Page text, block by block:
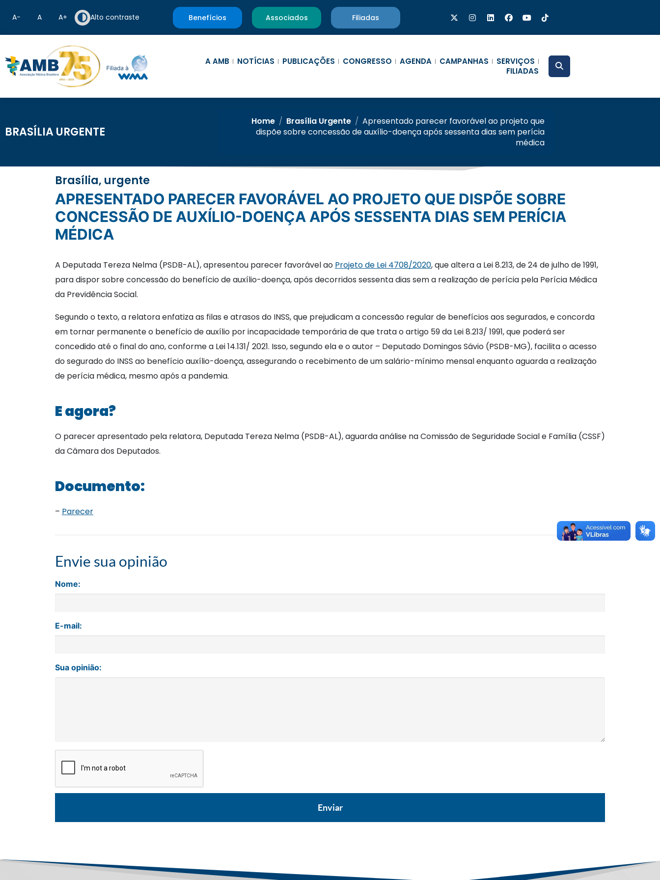
A− A A+ Alto contraste Benefícios Associados Filiadas
A AMB NOTÍCIAS PUBLICAÇÕES CONGRESSO AGENDA CAMPANHAS
SERVIÇOS
FILIADAS
BRASÍLIA URGENTE
Home / Brasília Urgente / Apresentado parecer favorável ao projeto que
dispõe sobre concessão de auxílio-doença após sessenta dias sem perícia
médica
Brasília, urgente
APRESENTADO PARECER FAVORÁVEL AO PROJETO QUE DISPÕE SOBRE
CONCESSÃO DE AUXÍLIO-DOENÇA APÓS SESSENTA DIAS SEM PERÍCIA
MÉDICA
A Deputada Tereza Nelma (PSDB-AL), apresentou parecer favorável ao Projeto de Lei 4708/2020, que altera a Lei 8.213, de 24 de julho de 1991,
para dispor sobre concessão do benefício de auxílio-doença, após decorridos sessenta dias sem a realização de perícia pela Perícia Médica
da Previdência Social.
Segundo o texto, a relatora enfatiza as filas e atrasos do INSS, que prejudicam a concessão regular de benefícios aos segurados, e concorda
em tornar permanente o benefício de auxílio por incapacidade temporária de que trata o artigo 59 da Lei 8.213/ 1991, que poderá ser
concedido até o final do ano, conforme a Lei 14.131/ 2021. Isso, segundo ela e o autor – Deputado Domingos Sávio (PSDB-MG), facilita o acesso
do segurado do INSS ao benefício auxílio-doença, assegurando o recebimento de um salário-mínimo mensal enquanto aguarda a realização
de perícia médica, mesmo após a pandemia.
E agora?
O parecer apresentado pela relatora, Deputada Tereza Nelma (PSDB-AL), aguarda análise na Comissão de Seguridade Social e Família (CSSF)
da Câmara dos Deputados.
Documento:
– Parecer
Envie sua opinião
Nome:
E-mail:
Sua opinião: